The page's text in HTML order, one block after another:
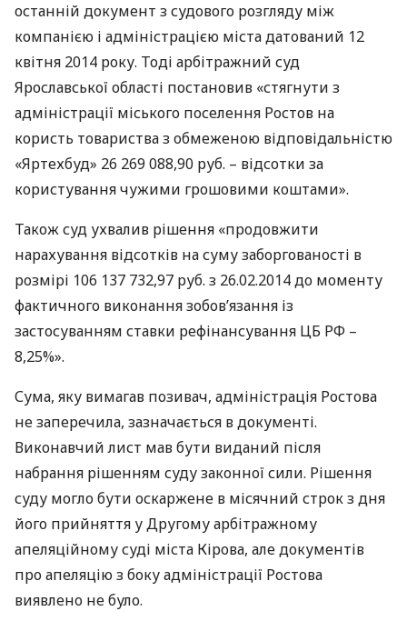
останній документ з судового розгляду між
компанією і адміністрацією міста датований 12
квітня 2014 року. Тоді арбітражний суд
Ярославської області постановив «стягнути з
адміністрації міського поселення Ростов на
користь товариства з обмеженою відповідальністю
«Яртехбуд» 26 269 088,90 руб. – відсотки за
користування чужими грошовими коштами».
Також суд ухвалив рішення «продовжити
нарахування відсотків на суму заборгованості в
розмірі 106 137 732,97 руб. з 26.02.2014 до моменту
фактичного виконання зобов’язання із
застосуванням ставки рефінансування ЦБ РФ –
8,25%».
Сума, яку вимагав позивач, адміністрація Ростова
не заперечила, зазначається в документі.
Виконавчий лист мав бути виданий після
набрання рішенням суду законної сили. Рішення
суду могло бути оскаржене в місячний строк з дня
його прийняття у Другому арбітражному
апеляційному суді міста Кірова, але документів
про апеляцію з боку адміністрації Ростова
виявлено не було.